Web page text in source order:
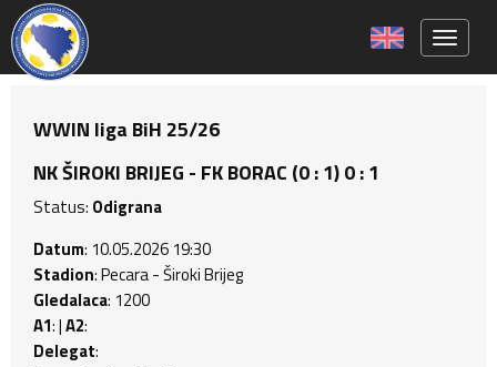
WWIN liga BiH 25/26
NK ŠIROKI BRIJEG - FK BORAC (0 : 1) 0 : 1
Status: Odigrana
Datum: 10.05.2026 19:30
Stadion: Pecara - Široki Brijeg
Gledalaca: 1200
A1: |A2:
Delegat: